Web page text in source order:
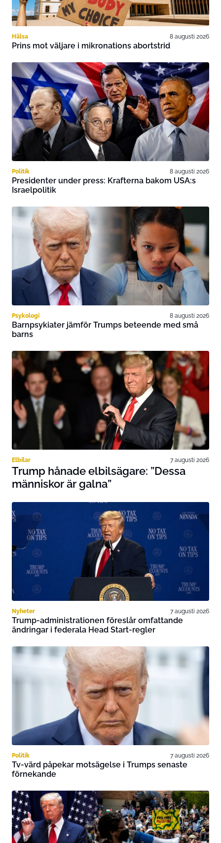
Hälsa 8 augusti 2026
Prins mot väljare i mikronations abortstrid
Politik 8 augusti 2026
Presidenter under press: Krafterna bakom USA:s
Israelpolitik
Psykologi 8 augusti 2026
Barnpsykiater jämför Trumps beteende med små
barns
Elbilar 7 augusti 2026
Trump hånade elbilsägare: ”Dessa
människor är galna”
Nyheter 7 augusti 2026
Trump-administrationen föreslår omfattande
ändringar i federala Head Start-regler
Politik 7 augusti 2026
Tv-värd påpekar motsägelse i Trumps senaste
förnekande